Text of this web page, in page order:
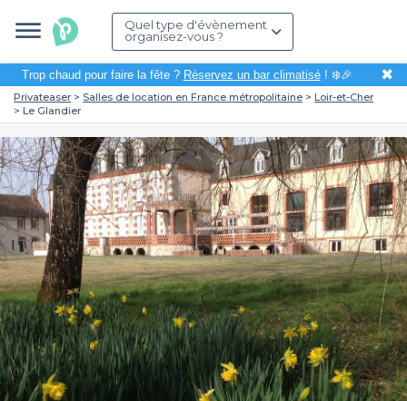
Quel type d'évènement
organisez-vous ?
Trop chaud pour faire la fête ? Réservez un bar climatisé! ❄️🎉 ✖
Privateaser Salles de location en France métropolitaine
Loir-et-Cher
Le Glandier